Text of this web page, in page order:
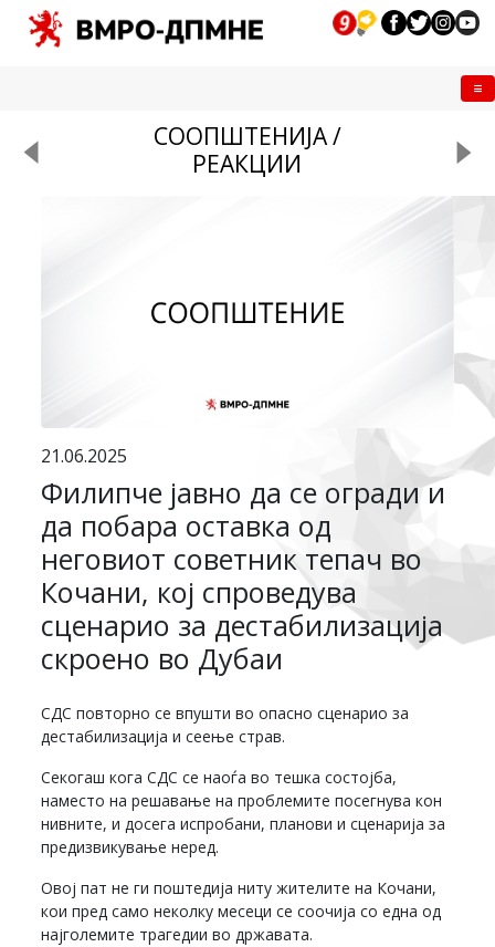
СООПШТЕНИЈА /
РЕАКЦИИ
21.06.2025
Филипче јавно да се огради и
да побара оставка од
неговиот советник тепач во
Кочани, кој спроведува
сценарио за дестабилизација
скроено во Дубаи
СДС повторно се впушти во опасно сценарио за
дестабилизација и сеење страв.
Секогаш кога СДС се наоѓа во тешка состојба,
наместо на решавање на проблемите посегнува кон
нивните, и досега испробани, планови и сценарија за
предизвикување неред.
Овој пат не ги поштедија ниту жителите на Кочани,
кои пред само неколку месеци се соочија со една од
најголемите трагедии во државата.